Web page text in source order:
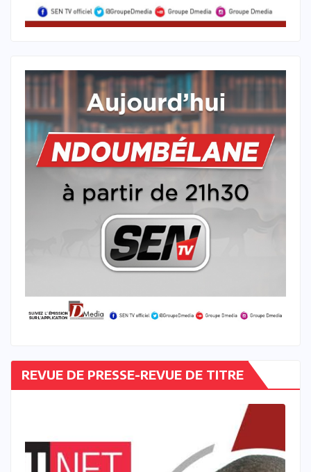
REVUE DE PRESSE-REVUE DE TITRE